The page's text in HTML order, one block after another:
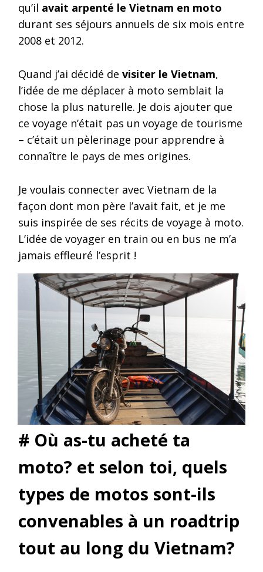
qu’il avait arpenté le Vietnam en moto
durant ses séjours annuels de six mois entre
2008 et 2012.
Quand j’ai décidé de visiter le Vietnam,
l’idée de me déplacer à moto semblait la
chose la plus naturelle. Je dois ajouter que
ce voyage n’était pas un voyage de tourisme
– c’était un pèlerinage pour apprendre à
connaître le pays de mes origines.
Je voulais connecter avec Vietnam de la
façon dont mon père l’avait fait, et je me
suis inspirée de ses récits de voyage à moto.
L’idée de voyager en train ou en bus ne m’a
jamais effleuré l’esprit !
# Où as-tu acheté ta
moto? et selon toi, quels
types de motos sont-ils
convenables à un roadtrip
tout au long du Vietnam?